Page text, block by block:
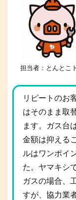
担当者：とんとこ
リピートのお
はそのまま取
ます。ガス台
金額は抑える
ルはワンポイ
た。ヤマキシ
ガスの場合、
すが、協力業